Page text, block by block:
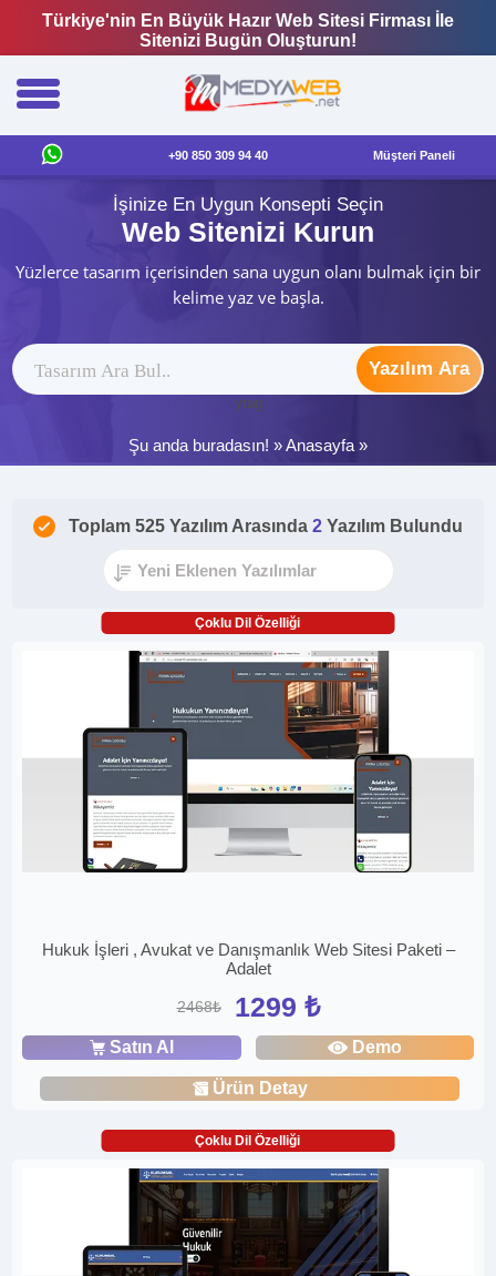
Türkiye'nin En Büyük Hazır Web Sitesi Firması İle
Sitenizi Bugün Oluşturun!
+90 850 309 94 40 Müşteri Paneli
İşinize En Uygun Konsepti Seçin
Web Sitenizi Kurun
Yüzlerce tasarım içerisinden sana uygun olanı bulmak için bir
kelime yaz ve başla.
Yazılım Ara
ytag
Şu anda buradasın! »Anasayfa »
Toplam 525 Yazılım Arasında 2 Yazılım Bulundu
Çoklu Dil Özelliği
Hukuk İşleri , Avukat ve Danışmanlık Web Sitesi Paketi –
Adalet
2468₺ 1299 ₺
Satın Al Demo
Ürün Detay
Çoklu Dil Özelliği